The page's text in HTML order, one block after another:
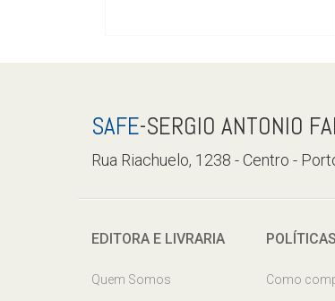
SAFE-SERGIO ANTONIO
Rua Riachuelo, 1238 - Centro -
EDITORA E LIVRARIA
Quem Somos
POLÍTICAS
Como